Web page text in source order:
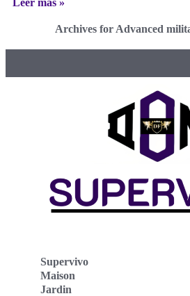
Archives for Advanced
Supervivo
Maison
Jardin